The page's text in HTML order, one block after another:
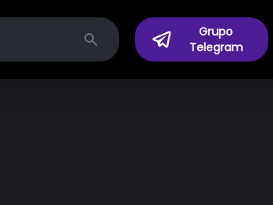
Search
Grupo
Telegram